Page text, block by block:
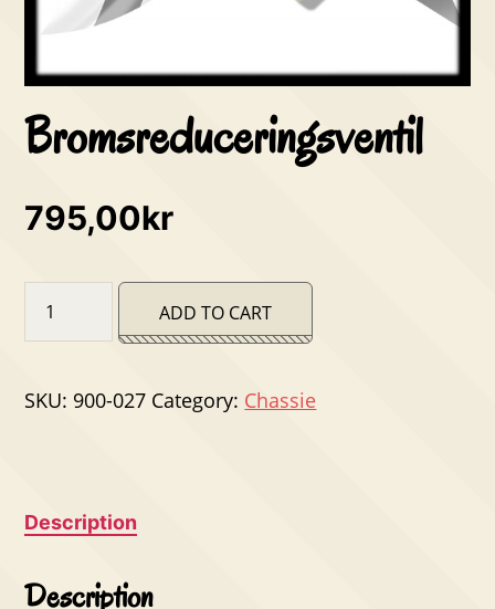
Bromsreduceringsventil
795,00kr
Bromsreduceringsventil
quantity
ADD TO CART
SKU: 900-027 Category: Chassie
Description
Description